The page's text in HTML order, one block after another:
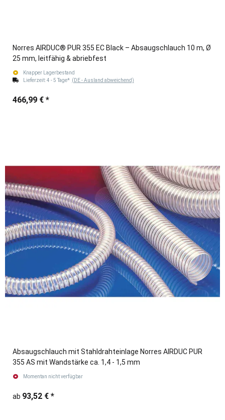
Norres AIRDUC® PUR 355 EC Black – Absaugschlauch 10 m, Ø
25 mm, leitfähig & abriebfest
Knapper Lagerbestand
Lieferzeit:4 - 5 Tage* (DE - Ausland abweichend)
466,99 € *
Absaugschlauch mit Stahldrahteinlage Norres AIRDUC PUR
355 AS mit Wandstärke ca. 1,4 - 1,5 mm
Momentan nicht verfügbar
ab 93,52 € *